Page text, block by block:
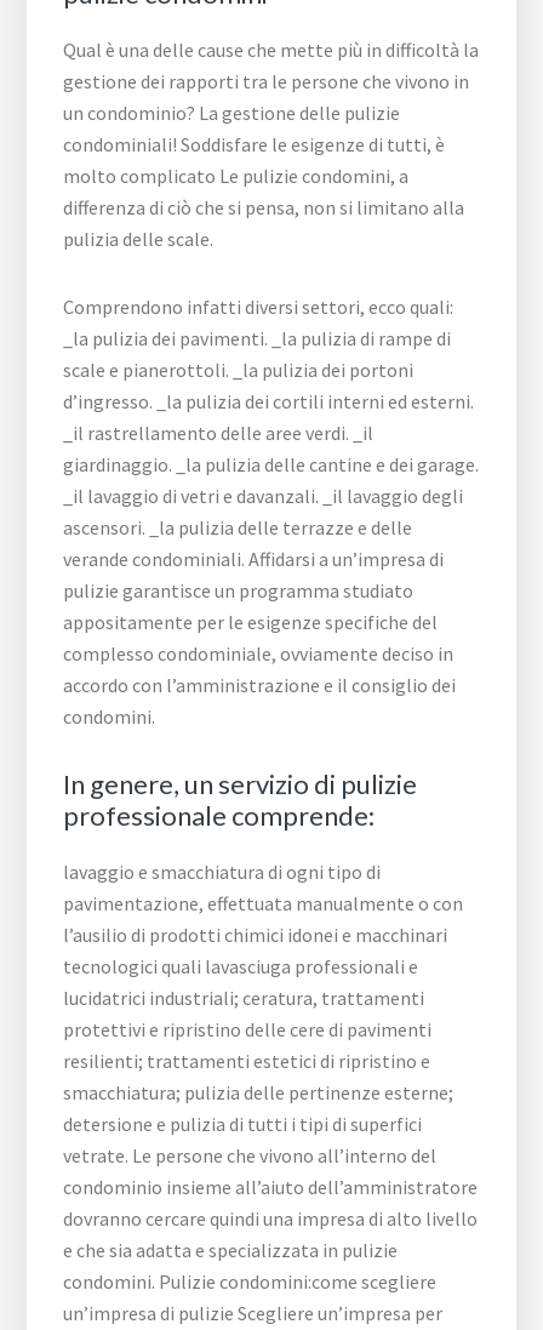
Qual è una delle cause che mette più in difficoltà la
gestione dei rapporti tra le persone che vivono in
un condominio? La gestione delle pulizie
condominiali! Soddisfare le esigenze di tutti, è
molto complicato Le pulizie condomini, a
differenza di ciò che si pensa, non si limitano alla
pulizia delle scale.
Comprendono infatti diversi settori, ecco quali:
_la pulizia dei pavimenti. _la pulizia di rampe di
scale e pianerottoli. _la pulizia dei portoni
d’ingresso. _la pulizia dei cortili interni ed esterni.
_il rastrellamento delle aree verdi. _il
giardinaggio. _la pulizia delle cantine e dei garage.
_il lavaggio di vetri e davanzali. _il lavaggio degli
ascensori. _la pulizia delle terrazze e delle
verande condominiali. Affidarsi a un’impresa di
pulizie garantisce un programma studiato
appositamente per le esigenze specifiche del
complesso condominiale, ovviamente deciso in
accordo con l’amministrazione e il consiglio dei
condomini.
In genere, un servizio di pulizie
professionale comprende:
lavaggio e smacchiatura di ogni tipo di
pavimentazione, effettuata manualmente o con
l’ausilio di prodotti chimici idonei e macchinari
tecnologici quali lavasciuga professionali e
lucidatrici industriali; ceratura, trattamenti
protettivi e ripristino delle cere di pavimenti
resilienti; trattamenti estetici di ripristino e
smacchiatura; pulizia delle pertinenze esterne;
detersione e pulizia di tutti i tipi di superfici
vetrate. Le persone che vivono all’interno del
condominio insieme all’aiuto dell’amministratore
dovranno cercare quindi una impresa di alto livello
e che sia adatta e specializzata in pulizie
condomini. Pulizie condomini:come scegliere
un’impresa di pulizie Scegliere un’impresa per